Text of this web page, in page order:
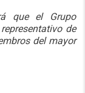
que el Grupo
de
del mayor